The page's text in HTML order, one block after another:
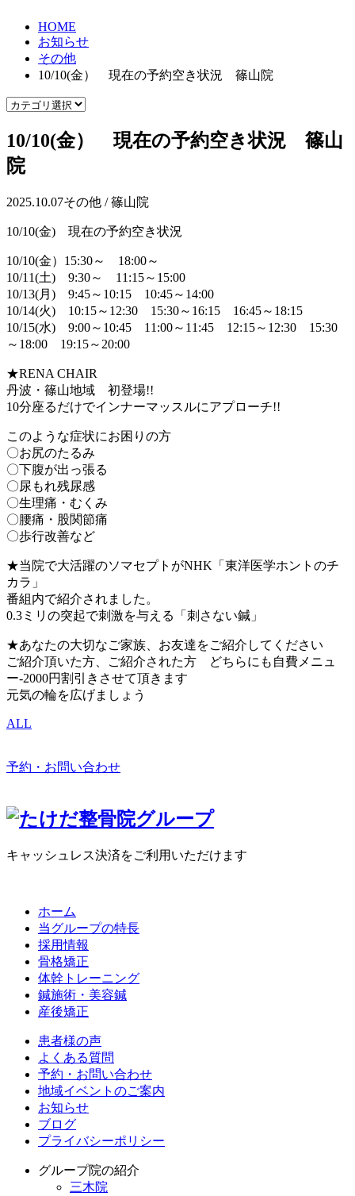
HOME
お知らせ
その他
10/10(金） 現在の予約空き状況 篠山院
10/10(金） 現在の予約空き状況 篠山
院
2025.10.07その他 / 篠山院
10/10(金) 現在の予約空き状況
10/10(金）15:30～ 18:00～
10/11(土) 9:30～ 11:15～15:00
10/13(月) 9:45～10:15 10:45～14:00
10/14(火) 10:15～12:30 15:30～16:15 16:45～18:15
10/15(水) 9:00～10:45 11:00～11:45 12:15～12:30 15:30
～18:00 19:15～20:00
★RENA CHAIR
丹波・篠山地域 初登場!!
10分座るだけでインナーマッスルにアプローチ!!
このような症状にお困りの方
〇お尻のたるみ
〇下腹が出っ張る
〇尿もれ残尿感
〇生理痛・むくみ
〇腰痛・股関節痛
〇歩行改善など
★当院で大活躍のソマセプトがNHK「東洋医学ホントのチ
カラ」
番組内で紹介されました。
0.3ミリの突起で刺激を与える「刺さない鍼」
★あなたの大切なご家族、お友達をご紹介してください
ご紹介頂いた方、ご紹介された方 どちらにも自費メニュ
ー-2000円割引きさせて頂きます
元気の輪を広げましょう
ALL
予約・お問い合わせ
キャッシュレス決済をご利用いただけます
ホーム
当グループの特長
採用情報
骨格矯正
体幹トレーニング
鍼施術・美容鍼
産後矯正
患者様の声
よくある質問
予約・お問い合わせ
地域イベントのご案内
お知らせ
ブログ
プライバシーポリシー
グループ院の紹介
三木院